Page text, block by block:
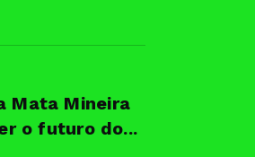
Mata Mineira
o futuro do...